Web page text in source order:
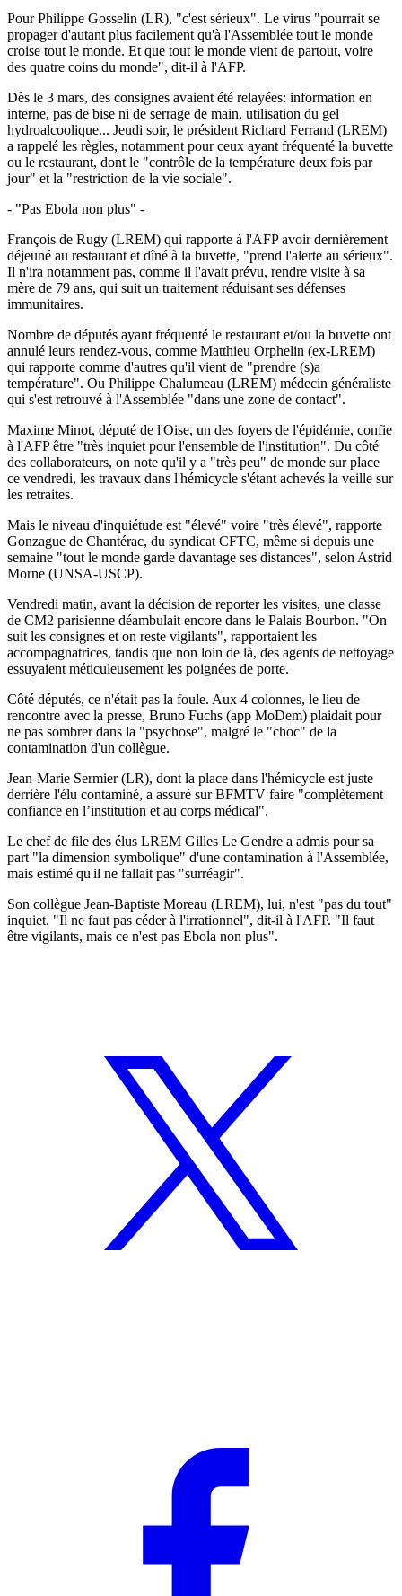
Pour Philippe Gosselin (LR), "c'est sérieux". Le virus "pourrait se
propager d'autant plus facilement qu'à l'Assemblée tout le monde
croise tout le monde. Et que tout le monde vient de partout, voire
des quatre coins du monde", dit-il à l'AFP.
Dès le 3 mars, des consignes avaient été relayées: information en
interne, pas de bise ni de serrage de main, utilisation du gel
hydroalcoolique... Jeudi soir, le président Richard Ferrand (LREM)
a rappelé les règles, notamment pour ceux ayant fréquenté la buvette
ou le restaurant, dont le "contrôle de la température deux fois par
jour" et la "restriction de la vie sociale".
- "Pas Ebola non plus" -
François de Rugy (LREM) qui rapporte à l'AFP avoir dernièrement
déjeuné au restaurant et dîné à la buvette, "prend l'alerte au sérieux".
Il n'ira notamment pas, comme il l'avait prévu, rendre visite à sa
mère de 79 ans, qui suit un traitement réduisant ses défenses
immunitaires.
Nombre de députés ayant fréquenté le restaurant et/ou la buvette ont
annulé leurs rendez-vous, comme Matthieu Orphelin (ex-LREM)
qui rapporte comme d'autres qu'il vient de "prendre (s)a
température". Ou Philippe Chalumeau (LREM) médecin généraliste
qui s'est retrouvé à l'Assemblée "dans une zone de contact".
Maxime Minot, député de l'Oise, un des foyers de l'épidémie, confie
à l'AFP être "très inquiet pour l'ensemble de l'institution". Du côté
des collaborateurs, on note qu'il y a "très peu" de monde sur place
ce vendredi, les travaux dans l'hémicycle s'étant achevés la veille sur
les retraites.
Mais le niveau d'inquiétude est "élevé" voire "très élevé", rapporte
Gonzague de Chantérac, du syndicat CFTC, même si depuis une
semaine "tout le monde garde davantage ses distances", selon Astrid
Morne (UNSA-USCP).
Vendredi matin, avant la décision de reporter les visites, une classe
de CM2 parisienne déambulait encore dans le Palais Bourbon. "On
suit les consignes et on reste vigilants", rapportaient les
accompagnatrices, tandis que non loin de là, des agents de nettoyage
essuyaient méticuleusement les poignées de porte.
Côté députés, ce n'était pas la foule. Aux 4 colonnes, le lieu de
rencontre avec la presse, Bruno Fuchs (app MoDem) plaidait pour
ne pas sombrer dans la "psychose", malgré le "choc" de la
contamination d'un collègue.
Jean-Marie Sermier (LR), dont la place dans l'hémicycle est juste
derrière l'élu contaminé, a assuré sur BFMTV faire "complètement
confiance en l’institution et au corps médical".
Le chef de file des élus LREM Gilles Le Gendre a admis pour sa
part "la dimension symbolique" d'une contamination à l'Assemblée,
mais estimé qu'il ne fallait pas "surréagir".
Son collègue Jean-Baptiste Moreau (LREM), lui, n'est "pas du tout"
inquiet. "Il ne faut pas céder à l'irrationnel", dit-il à l'AFP. "Il faut
être vigilants, mais ce n'est pas Ebola non plus".